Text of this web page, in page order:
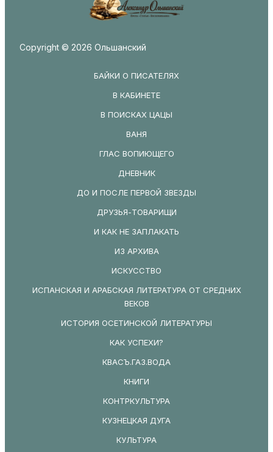
Copyright © 2026 Ольшанский
БАЙКИ О ПИСАТЕЛЯХ
В КАБИНЕТЕ
В ПОИСКАХ ЦАЦЫ
ВАНЯ
ГЛАС ВОПИЮЩЕГО
ДНЕВНИК
ДО И ПОСЛЕ ПЕРВОЙ ЗВЕЗДЫ
ДРУЗЬЯ-ТОВАРИЩИ
И КАК НЕ ЗАПЛАКАТЬ
ИЗ АРХИВА
ИСКУССТВО
ИСПАНСКАЯ И АРАБСКАЯ ЛИТЕРАТУРА ОТ СРЕДНИХ
ВЕКОВ
ИСТОРИЯ ОСЕТИНСКОЙ ЛИТЕРАТУРЫ
КАК УСПЕХИ?
КВАСЪ.ГАЗ.ВОДА
КНИГИ
КОНТРКУЛЬТУРА
КУЗНЕЦКАЯ ДУГА
КУЛЬТУРА